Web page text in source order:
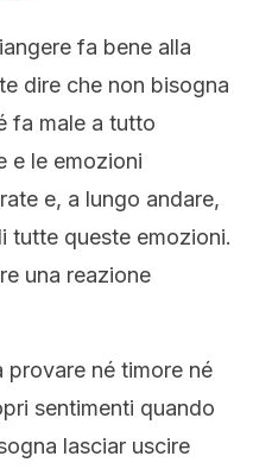
fa bene alla
dire che non bisogna
fa male a tutto
e le emozioni
e, a lungo andare,
tutte queste emozioni.
una reazione
provare né timore né
sentimenti quando
lasciar uscire